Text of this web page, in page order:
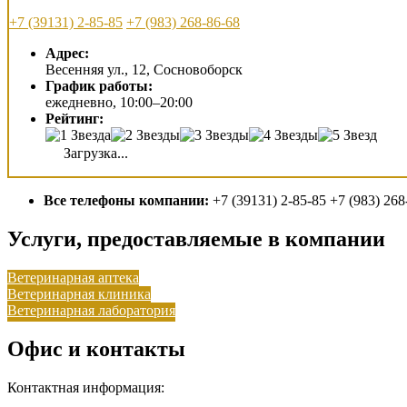
+7 (39131) 2-85-85 +7 (983) 268-86-68
Адрес:
Весенняя ул., 12, Сосновоборск
График работы:
ежедневно, 10:00–20:00
Рейтинг:
Загрузка...
Все телефоны компании: +7 (39131) 2-85-85 +7 (983)
Услуги, предоставляемые в компании
Ветеринарная аптека
Ветеринарная клиника
Ветеринарная лаборатория
Офис и контакты
Контактная информация: